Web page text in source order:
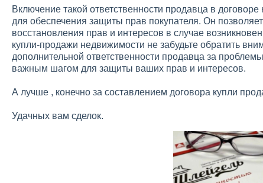
Включение такой ответственности продавца в
для обеспечения защиты прав покупателя. Он
восстановления прав и интересов в случае
купли-продажи недвижимости не забудьте обратить
дополнительной ответственности продавца за
важным шагом для защиты ваших прав и интересов.
А лучше , конечно за составлением договора купли
Удачных вам сделок.